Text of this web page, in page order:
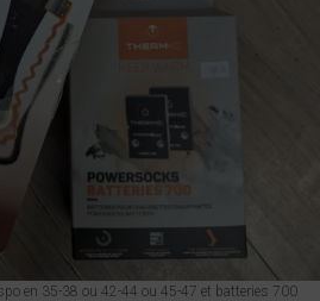
en 35-38 ou 42-44 ou 45-47 et batteries 700